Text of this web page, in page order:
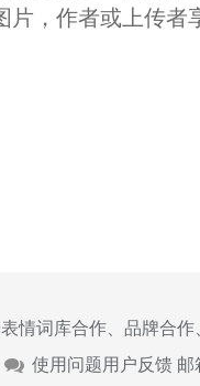
片，作者或上传者
情词库合作、品牌合
使用问题用户反馈 邮